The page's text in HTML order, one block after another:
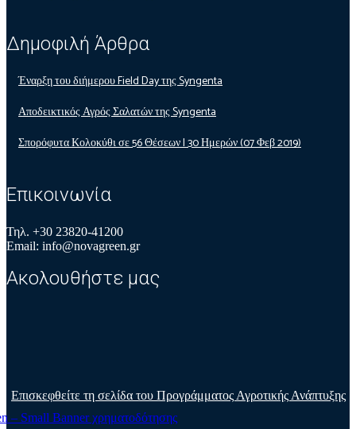
Δημοφιλή Άρθρα
Έναρξη του διήμερου Field Day της Syngenta
Αποδεικτικός Αγρός Σαλατών της Syngenta
Σπορόφυτα Κολοκύθι σε 56 Θέσεων | 30 Ημερών (07 Φεβ 2019)
Επικοινωνία
Τηλ. +30 23820-41200
Email: info@novagreen.gr
Ακολουθήστε μας
Επισκεφθείτε τη σελίδα του Προγράμματος Αγροτικής Ανάπτυξης